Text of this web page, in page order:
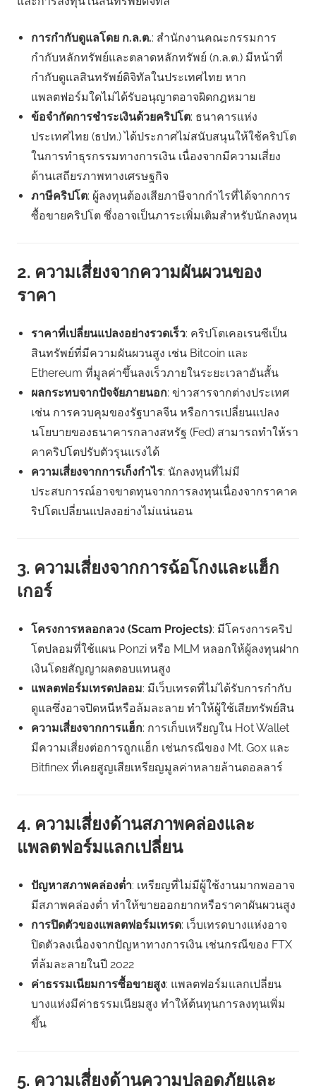
การกำกับดูแลโดย ก.ล.ต.: สำนักงานคณะกรรมการ
กำกับหลักทรัพย์และตลาดหลักทรัพย์ (ก.ล.ต.) มีหน้าที่
กำกับดูแลสินทรัพย์ดิจิทัลในประเทศไทย หาก
แพลตฟอร์มใดไม่ได้รับอนุญาตอาจผิดกฎหมาย
ข้อจำกัดการชำระเงินด้วยคริปโต: ธนาคารแห่ง
ประเทศไทย (ธปท.) ได้ประกาศไม่สนับสนุนให้ใช้คริปโต
ในการทำธุรกรรมทางการเงิน เนื่องจากมีความเสี่ยง
ด้านเสถียรภาพทางเศรษฐกิจ
ภาษีคริปโต: ผู้ลงทุนต้องเสียภาษีจากกำไรที่ได้จากการ
ซื้อขายคริปโต ซึ่งอาจเป็นภาระเพิ่มเติมสำหรับนักลงทุน
2. ความเสี่ยงจากความผันผวนของ
ราคา
ราคาที่เปลี่ยนแปลงอย่างรวดเร็ว: คริปโตเคอเรนซีเป็น
สินทรัพย์ที่มีความผันผวนสูง เช่น Bitcoin และ
Ethereum ที่มูลค่าขึ้นลงเร็วภายในระยะเวลาอันสั้น
ผลกระทบจากปัจจัยภายนอก: ข่าวสารจากต่างประเทศ
เช่น การควบคุมของรัฐบาลจีน หรือการเปลี่ยนแปลง
นโยบายของธนาคารกลางสหรัฐ (Fed) สามารถทำให้รา
คาคริปโตปรับตัวรุนแรงได้
ความเสี่ยงจากการเก็งกำไร: นักลงทุนที่ไม่มี
ประสบการณ์อาจขาดทุนจากการลงทุนเนื่องจากราคาค
ริปโตเปลี่ยนแปลงอย่างไม่แน่นอน
3. ความเสี่ยงจากการฉ้อโกงและแฮ็ก
เกอร์
โครงการหลอกลวง (Scam Projects): มีโครงการคริป
โตปลอมที่ใช้แผน Ponzi หรือ MLM หลอกให้ผู้ลงทุนฝาก
เงินโดยสัญญาผลตอบแทนสูง
แพลตฟอร์มเทรดปลอม: มีเว็บเทรดที่ไม่ได้รับการกำกับ
ดูแลซึ่งอาจปิดหนีหรือล้มละลาย ทำให้ผู้ใช้เสียทรัพย์สิน
ความเสี่ยงจากการแฮ็ก: การเก็บเหรียญใน Hot Wallet
มีความเสี่ยงต่อการถูกแฮ็ก เช่นกรณีของ Mt. Gox และ
Bitfinex ที่เคยสูญเสียเหรียญมูลค่าหลายล้านดอลลาร์
4. ความเสี่ยงด้านสภาพคล่องและ
แพลตฟอร์มแลกเปลี่ยน
ปัญหาสภาพคล่องต่ำ: เหรียญที่ไม่มีผู้ใช้งานมากพออาจ
มีสภาพคล่องต่ำ ทำให้ขายออกยากหรือราคาผันผวนสูง
การปิดตัวของแพลตฟอร์มเทรด: เว็บเทรดบางแห่งอาจ
ปิดตัวลงเนื่องจากปัญหาทางการเงิน เช่นกรณีของ FTX
ที่ล้มละลายในปี 2022
ค่าธรรมเนียมการซื้อขายสูง: แพลตฟอร์มแลกเปลี่ยน
บางแห่งมีค่าธรรมเนียมสูง ทำให้ต้นทุนการลงทุนเพิ่ม
ขึ้น
5. ความเสี่ยงด้านความปลอดภัยและ